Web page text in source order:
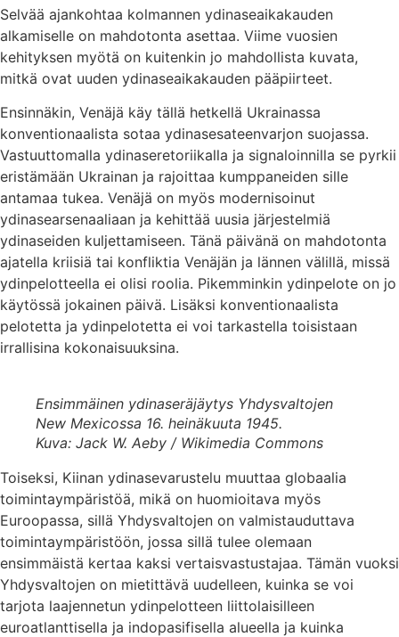
Selvää ajankohtaa kolmannen ydinaseaikakauden
alkamiselle on mahdotonta asettaa. Viime vuosien
kehityksen myötä on kuitenkin jo mahdollista kuvata,
mitkä ovat uuden ydinaseaikakauden pääpiirteet.
Ensinnäkin, Venäjä käy tällä hetkellä Ukrainassa
konventionaalista sotaa ydinasesateenvarjon suojassa.
Vastuuttomalla ydinaseretoriikalla ja signaloinnilla se pyrkii
eristämään Ukrainan ja rajoittaa kumppaneiden sille
antamaa tukea. Venäjä on myös modernisoinut
ydinasearsenaaliaan ja kehittää uusia järjestelmiä
ydinaseiden kuljettamiseen. Tänä päivänä on mahdotonta
ajatella kriisiä tai konfliktia Venäjän ja lännen välillä, missä
ydinpelotteella ei olisi roolia. Pikemminkin ydinpelote on jo
käytössä jokainen päivä. Lisäksi konventionaalista
pelotetta ja ydinpelotetta ei voi tarkastella toisistaan
irrallisina kokonaisuuksina.
Ensimmäinen ydinaseräjäytys Yhdysvaltojen
New Mexicossa 16. heinäkuuta 1945.
Kuva: Jack W. Aeby / Wikimedia Commons
Toiseksi, Kiinan ydinasevarustelu muuttaa globaalia
toimintaympäristöä, mikä on huomioitava myös
Euroopassa, sillä Yhdysvaltojen on valmistauduttava
toimintaympäristöön, jossa sillä tulee olemaan
ensimmäistä kertaa kaksi vertaisvastustajaa. Tämän vuoksi
Yhdysvaltojen on mietittävä uudelleen, kuinka se voi
tarjota laajennetun ydinpelotteen liittolaisilleen
euroatlanttisella ja indopasifisella alueella ja kuinka